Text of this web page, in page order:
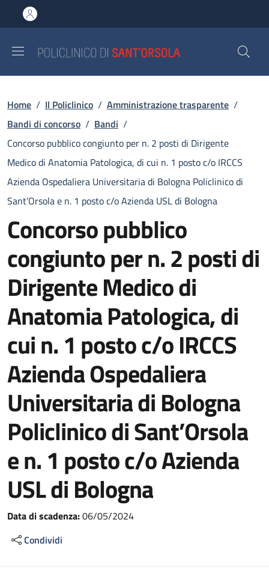
al contenuto principale
to footer content
Briciole di pane
Home / Il Policlinico / Amministrazione trasparente /
Bandi di concorso / Bandi /
Concorso pubblico congiunto per n. 2 posti di Dirigente
Medico di Anatomia Patologica, di cui n. 1 posto c/o IRCCS
Azienda Ospedaliera Universitaria di Bologna Policlinico di
Sant’Orsola e n. 1 posto c/o Azienda USL di Bologna
Concorso pubblico
congiunto per n. 2 posti di
Dirigente Medico di
Anatomia Patologica, di
cui n. 1 posto c/o IRCCS
Azienda Ospedaliera
Universitaria di Bologna
Policlinico di Sant’Orsola
e n. 1 posto c/o Azienda
USL di Bologna
Data di scadenza:06/05/2024
Condividi